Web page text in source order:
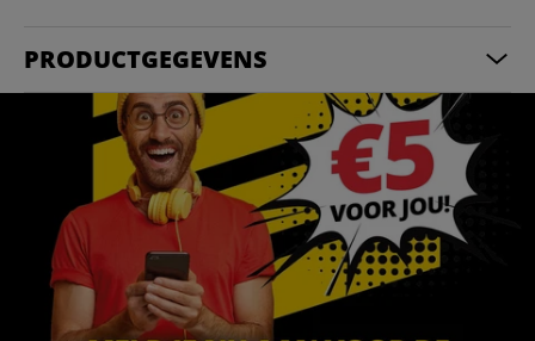
PRODUCTGEGEVENS